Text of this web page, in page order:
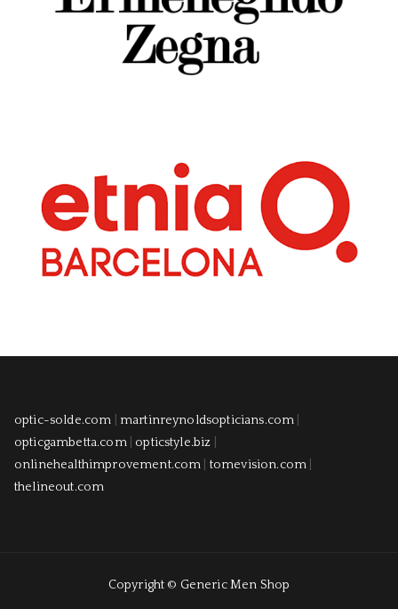
optic-solde.com martinreynoldsopticians.com
opticgambetta.com| opticstyle.biz
onlinehealthimprovement.com
tomevision.com
thelineout.com
Copyright © Generic Men Shop